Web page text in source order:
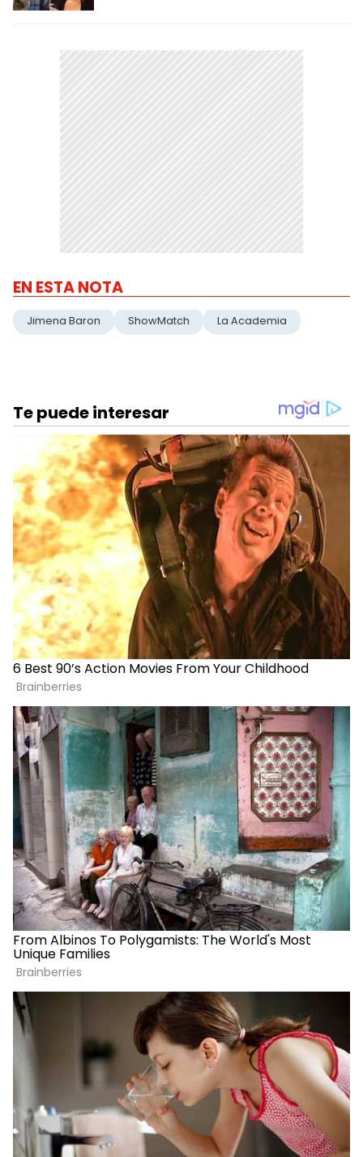
EN ESTA NOTA
Jimena Baron ShowMatch La Academia